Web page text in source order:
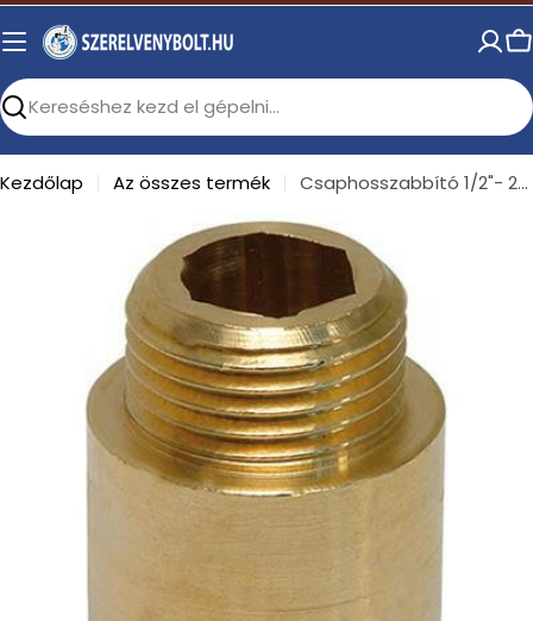
Skip
to
Search
Kezdőlap Az összes termék Csaphosszabbító 1/2"- 25 mm
media 0 in modal